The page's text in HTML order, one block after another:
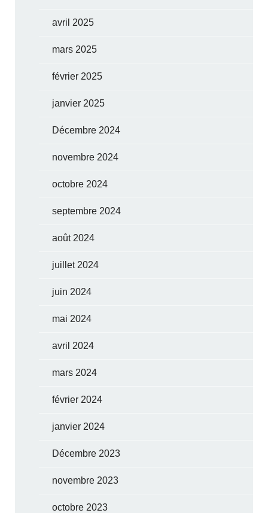
avril 2025
mars 2025
février 2025
janvier 2025
Décembre 2024
novembre 2024
octobre 2024
septembre 2024
août 2024
juillet 2024
juin 2024
mai 2024
avril 2024
mars 2024
février 2024
janvier 2024
Décembre 2023
novembre 2023
octobre 2023